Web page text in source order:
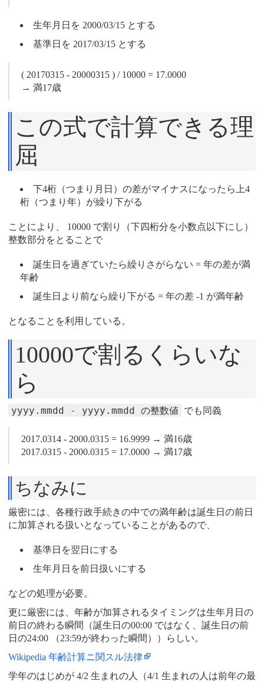
生年月日を 2000/03/15 とする
基準日を 2017/03/15 とする
( 20170315 - 20000315 ) / 10000 = 17.0000
→ 満17歳
この式で計算できる理
屈
下4桁（つまり月日）の差がマイナスになったら上4
桁（つまり年）が繰り下がる
ことにより、 10000 で割り（下四桁分を小数点以下にし）
整数部分をとることで
誕生日を過ぎていたら繰りさがらない = 年の差が満
年齢
誕生日より前なら繰り下がる = 年の差 -1 が満年齢
となることを利用している。
10000で割るくらいな
ら
yyyy.mmdd - yyyy.mmdd の整数値 でも同義
2017.0314 - 2000.0315 = 16.9999 → 満16歳
2017.0315 - 2000.0315 = 17.0000 → 満17歳
ちなみに
厳密には、各種行政手続きの中での満年齢は誕生日の前日
に加算される扱いとなっていることがあるので、
基準日を翌日にする
生年月日を前日扱いにする
などの処理が必要。
更に厳密には、年齢が加算されるタイミングは生年月日の
前日の終わる瞬間（誕生日の00:00 ではなく、誕生日の前
日の24:00 （23:59が終わった瞬間））らしい。
Wikipedia 年齢計算ニ関スル法律
学年のはじめが 4/2 生まれの人（4/1 生まれの人は前年の最